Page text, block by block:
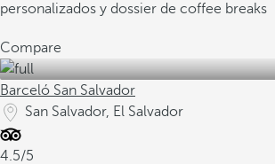
personalizados y dossier de coffee breaks
Compare
Barceló San Salvador
San Salvador, El Salvador
4.5/5